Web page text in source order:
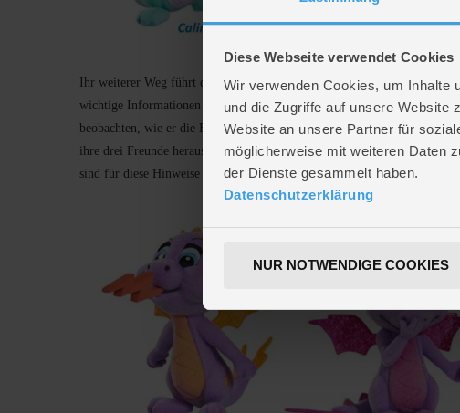
Diese Webseite verwendet Cookies
Wir verwenden Cookies, um Inhalte
und die Zugriffe auf unsere Website
Website an unsere Partner für
möglicherweise mit weiteren Daten
der Dienste gesammelt haben.
Datenschutzerklärung
NUR NOTWENDIGE COOKIES
Ihr weiterer Weg führt die vier Elementdrachen zu den Blitzdrachen
wichtige Informationen für Nessi und ihre Freunde. Sie konnten den
beobachten, wie er die Funkelsteine gestohlen hat. Leider konnten sie
ihre drei Freunde herausfinden können, wo er sich versteckt hält – bei
sind für diese Hinweise überaus dankbar und verabschieden sich von